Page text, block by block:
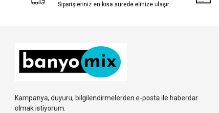
Siparişleriniz en kısa sürede elinize ulaşır.
Kampanya, duyuru, bilgilendirmelerden e-posta ile haberdar
olmak istiyorum.